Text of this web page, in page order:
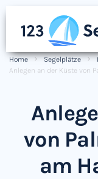
Home Segelplätze
Anlegen an der Küste von
von
am